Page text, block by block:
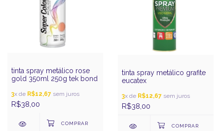
tinta spray metálico rose
gold 350ml 250g tek bond
3x de R$12,67 sem juros
R$38,00
tinta spray metálico grafite
eucatex
3x de R$12,67 sem juros
R$38,00